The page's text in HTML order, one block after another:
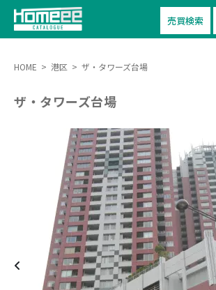
売買検索
HOME > 港区 > ザ・タワーズ台場
ザ・タワーズ台場